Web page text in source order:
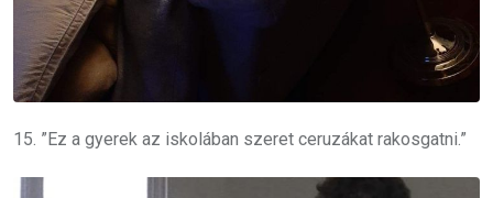
15. ”Ez a gyerek az iskolában szeret ceruzákat rakosgatni.”